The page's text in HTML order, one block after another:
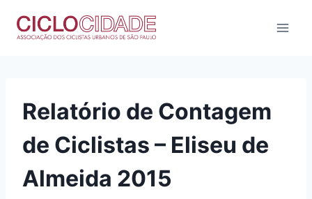
para
Relatório de Contagem
de Ciclistas – Eliseu de
Almeida 2015